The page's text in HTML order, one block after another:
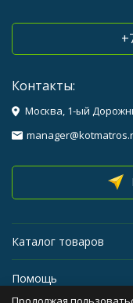
Контакты:
Москва, 1-ый
Каталог товаров
Помощь